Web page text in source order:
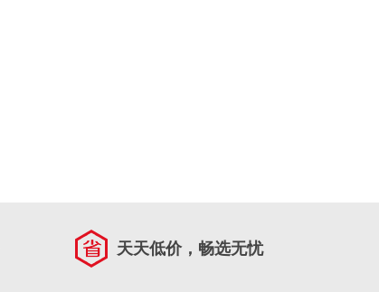
天天低价，畅选无忧